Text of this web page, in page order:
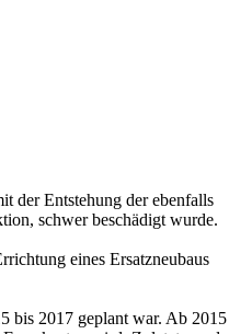
der Entstehung der ebenfalls
schwer beschädigt wurde.
eines Ersatzneubaus
bis 2017 geplant war. Ab 2015